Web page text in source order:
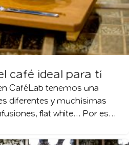
café ideal para tí
CaféLab tenemos una
diferentes y muchísimas
flat white… Por es...